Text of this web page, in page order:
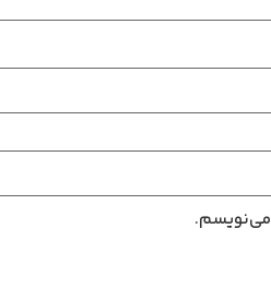
می‌نویسم.